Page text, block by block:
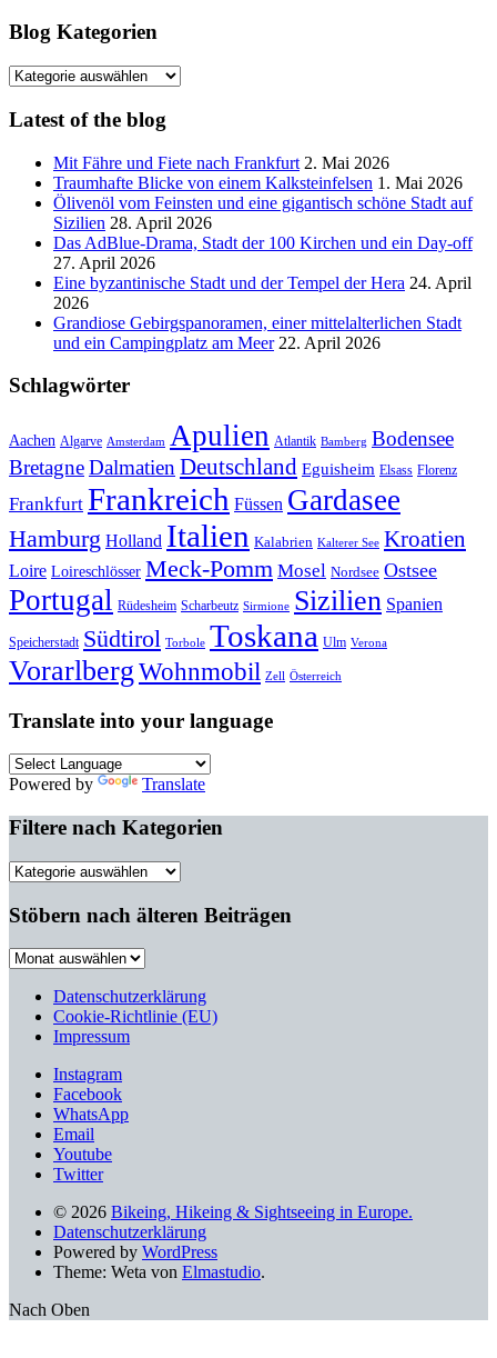
Blog Kategorien
Blog
Latest of the blog
Mit Fähre und Fiete nach Frankfurt 2. Mai 2026
Traumhafte Blicke von einem Kalksteinfelsen 1. Mai 2026
Ölivenöl vom Feinsten und eine gigantisch schöne Stadt auf
Sizilien 28. April 2026
Das AdBlue-Drama, Stadt der 100 Kirchen und ein Day-off
27. April 2026
Eine byzantinische Stadt und der Tempel der Hera 24. April
2026
Grandiose Gebirgspanoramen, einer mittelalterlichen Stadt
und ein Campingplatz am Meer 22. April 2026
Schlagwörter
Aachen Algarve Amsterdam Apulien Atlantik Bamberg Bodensee
BretagneDalmatien Deutschland Eguisheim Elsass Florenz
Frankfurt Frankreich Füssen Gardasee
Hamburg Holland Italien Kalabrien Kalterer See Kroatien
Loire Loireschlösser Meck-Pomm Mosel Nordsee Ostsee
Portugal Rüdesheim Scharbeutz Sirmione Sizilien Spanien
Speicherstadt Südtirol Torbole Toskana Ulm Verona
VorarlbergWohnmobil Zell Österreich
Translate into your language
Powered by Translate
Filtere nach Kategorien
Filtere
Kategorien
Stöbern nach älteren Beiträgen
Stöbern
älteren
Beiträgen
Datenschutzerklärung
Cookie-Richtlinie (EU)
Impressum
Instagram
Facebook
WhatsApp
Email
Youtube
Twitter
© 2026 Bikeing, Hikeing & Sightseeing in Europe.
Datenschutzerklärung
Powered by WordPress
Theme: Weta von Elmastudio.
Nach Oben